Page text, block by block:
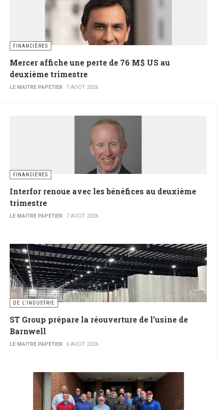
FINANCIÈRES
Mercer affiche une perte de 76 M$ US au
deuxième trimestre
LE MAITRE PAPETIER 7 AOÛT 2026
FINANCIÈRES
Interfor renoue avec les bénéfices au deuxième
trimestre
LE MAITRE PAPETIER 7 AOÛT 2026
DE L’INDUSTRIE
ST Group prépare la réouverture de l’usine de
Barnwell
LE MAITRE PAPETIER 6 AOÛT 2026